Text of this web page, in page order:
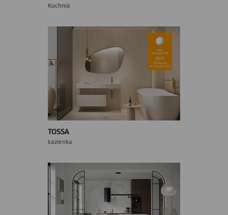
Kuchnia
TOSSA
Łazienka